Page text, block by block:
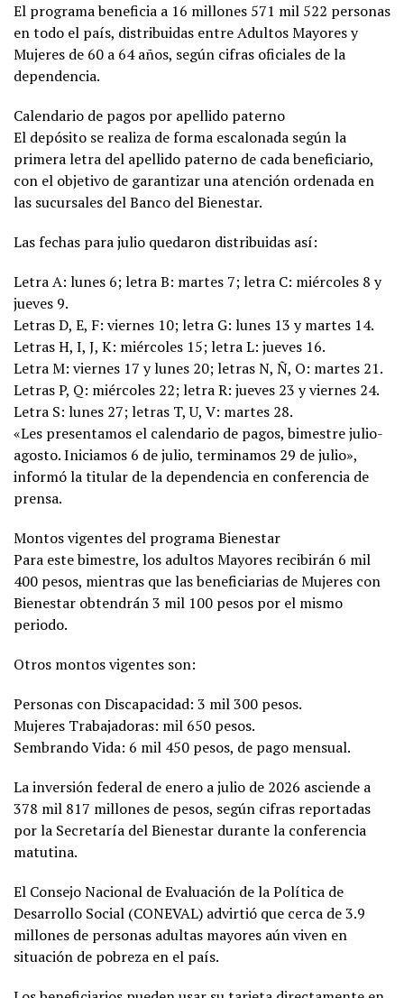
El programa beneficia a 16 millones 571 mil 522 personas
en todo el país, distribuidas entre Adultos Mayores y
Mujeres de 60 a 64 años, según cifras oficiales de la
dependencia.
Calendario de pagos por apellido paterno
El depósito se realiza de forma escalonada según la
primera letra del apellido paterno de cada beneficiario,
con el objetivo de garantizar una atención ordenada en
las sucursales del Banco del Bienestar.
Las fechas para julio quedaron distribuidas así:
Letra A: lunes 6; letra B: martes 7; letra C: miércoles 8 y
jueves 9.
Letras D, E, F: viernes 10; letra G: lunes 13 y martes 14.
Letras H, I, J, K: miércoles 15; letra L: jueves 16.
Letra M: viernes 17 y lunes 20; letras N, Ñ, O: martes 21.
Letras P, Q: miércoles 22; letra R: jueves 23 y viernes 24.
Letra S: lunes 27; letras T, U, V: martes 28.
«Les presentamos el calendario de pagos, bimestre julio-
agosto. Iniciamos 6 de julio, terminamos 29 de julio»,
informó la titular de la dependencia en conferencia de
prensa.
Montos vigentes del programa Bienestar
Para este bimestre, los adultos Mayores recibirán 6 mil
400 pesos, mientras que las beneficiarias de Mujeres con
Bienestar obtendrán 3 mil 100 pesos por el mismo
periodo.
Otros montos vigentes son:
Personas con Discapacidad: 3 mil 300 pesos.
Mujeres Trabajadoras: mil 650 pesos.
Sembrando Vida: 6 mil 450 pesos, de pago mensual.
La inversión federal de enero a julio de 2026 asciende a
378 mil 817 millones de pesos, según cifras reportadas
por la Secretaría del Bienestar durante la conferencia
matutina.
El Consejo Nacional de Evaluación de la Política de
Desarrollo Social (CONEVAL) advirtió que cerca de 3.9
millones de personas adultas mayores aún viven en
situación de pobreza en el país.